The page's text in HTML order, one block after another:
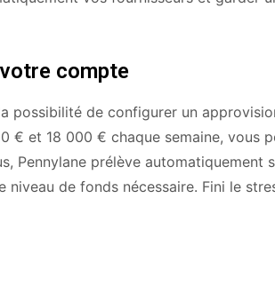
compte
possibilité de configurer un
€ et 18 000 € chaque semaine, vous
Pennylane prélève automatiquement
de fonds nécessaire. Fini le